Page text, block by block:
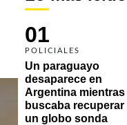
01
POLICIALES
Un paraguayo
desaparece en
Argentina mientras
buscaba recuperar
un globo sonda